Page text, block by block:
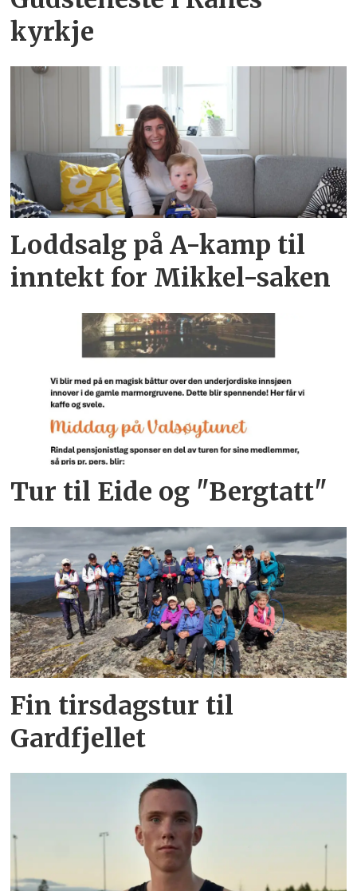
kyrkje
Loddsalg på A-kamp til
inntekt for Mikkel-saken
Tur til Eide og "Bergtatt"
Fin tirsdagstur til
Gardfjellet